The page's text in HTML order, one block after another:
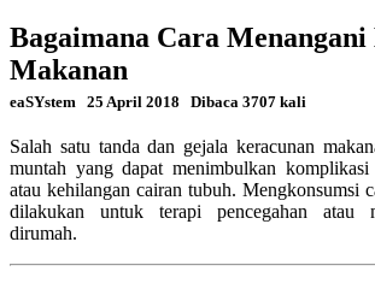
Bagaimana Cara
Makanan
eaSYstem 25 April 2018 Dibaca 3707 kali
Salah satu tanda dan gejala keracunan
muntah yang dapat menimbulkan komplikasi
atau kehilangan cairan tubuh. Mengkonsumsi
dilakukan untuk terapi pencegahan atau
dirumah.